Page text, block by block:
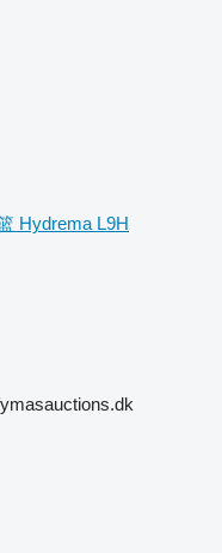
Hydrema L9H